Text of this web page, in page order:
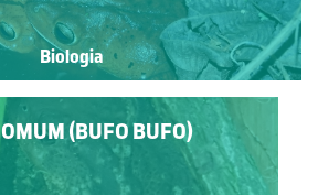
Biologia
(BUFO BUFO)